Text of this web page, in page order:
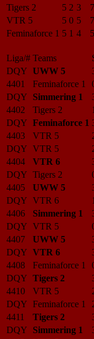
Tigers 2
5 2 3 7
VTR 5
5 0 5 7
Feminaforce 1 5 1 4 5
Liga/# Teams
DQY UWW 5
4401
Feminaforce 1
DQY
Simmering 1
4402
Tigers 2 1
DQY Feminaforce 1
4403
VTR 5
DQY VTR 5
4404
VTR 6
DQY Tigers 2
4405
UWW 5
DQY VTR 6 1
4406
Simmering 1
DQY VTR 5
4407
UWW 5
DQY VTR 6
4408
Feminaforce 1
DQY Tigers 2
4410
VTR 5
DQY Feminaforce 1
4411
Tigers 2
DQY
Simmering 1